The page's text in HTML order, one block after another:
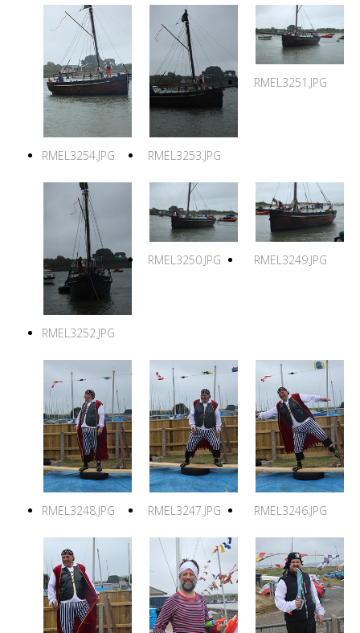
RMEL3254.JPG RMEL3253.JPG
RMEL3251.JPG
RMEL3252.JPG
RMEL3250.JPG RMEL3249.JPG
RMEL3248.JPG RMEL3247.JPG RMEL3246.JPG